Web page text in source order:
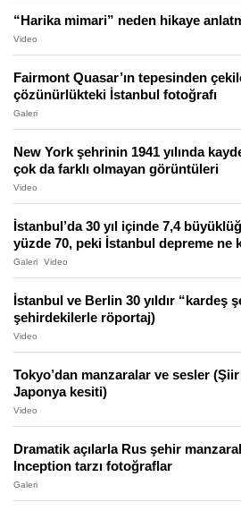
“Harika mimari” neden hikaye
Video
Fairmont Quasar’ın tepesinden
çözünürlükteki İstanbul fotoğrafı
Galeri
New York şehrinin 1941 yılında
çok da farklı olmayan görüntüleri
Video
İstanbul’da 30 yıl içinde 7,4
yüzde 70, peki İstanbul depreme ne
Galeri Video
İstanbul ve Berlin 30 yıldır “kardeş
şehirdekilerle röportaj)
Video
Tokyo’dan manzaralar ve sesler
Japonya kesiti)
Video
Dramatik açılarla Rus şehir
Inception tarzı fotoğraflar
Galeri